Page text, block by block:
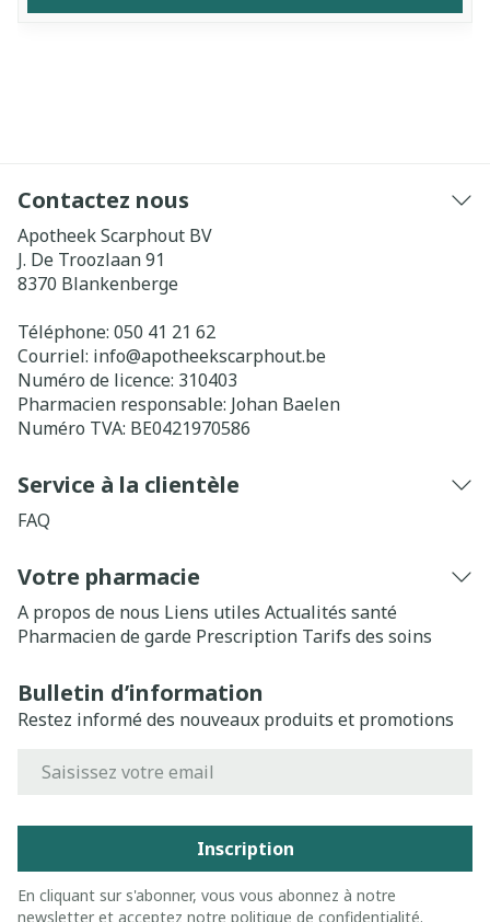
Contactez nous
Apotheek Scarphout BV
J. De Troozlaan 91
8370 Blankenberge
Téléphone: 050 41 21 62
Courriel: info@apotheekscarphout.be
Numéro de licence: 310403
Pharmacien responsable: Johan Baelen
Numéro TVA: BE0421970586
Service à la clientèle
FAQ
Votre pharmacie
A propos de nous Liens utiles Actualités santé
Pharmacien de garde Prescription Tarifs des soins
Bulletin d’information
Restez informé des nouveaux produits et promotions
Inscription
En cliquant sur s'abonner, vous vous abonnez à notre
newsletter et acceptez notre politique de confidentialité.